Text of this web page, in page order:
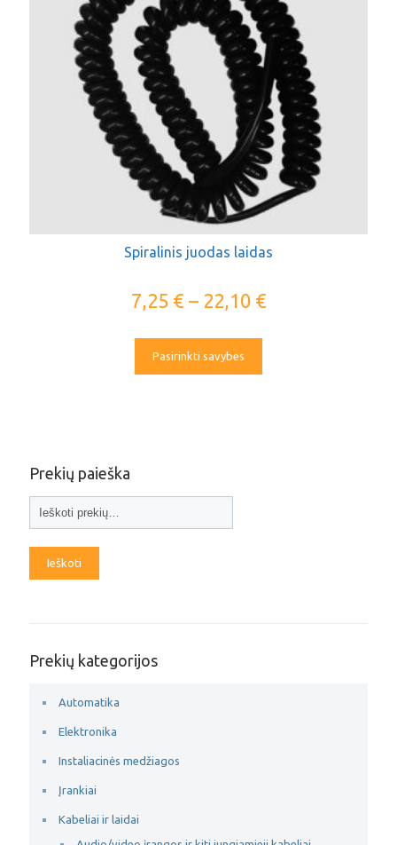
Spiralinis juodas laidas
7,25 €– 22,10 €
Pasirinkti savybes
Prekių paieška
Ieškoti
Prekių kategorijos
Automatika
Elektronika
Instaliacinės medžiagos
Įrankiai
Kabeliai ir laidai